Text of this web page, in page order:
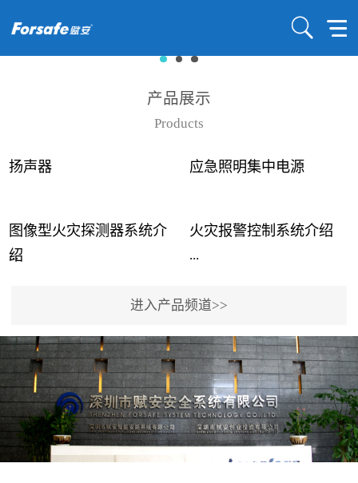
产品展示
Products
扬声器 应急照明集中电源
图像型火灾探测器系统介
绍
...
事故频发，传统的火灾探
测方法已无法满足要求。
尤其是目前众多的大型影
剧院、会议展览中心、体
育馆、大型仓库和隧道空
间等，其建筑结构特殊、
火灾报警控制系统介绍
...
用了具有仲裁机制和冗余
校验的总线传输技术、线
路状态检测与保护技术、
后向光电感烟探测技术、
高可靠的系统抗干扰技术
等多项专利技术和专有技
进入产品频道>>